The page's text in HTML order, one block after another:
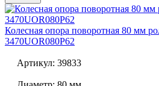
Колесная опора поворотная 80 мм
3470UOR080P62
Артикул: 39833